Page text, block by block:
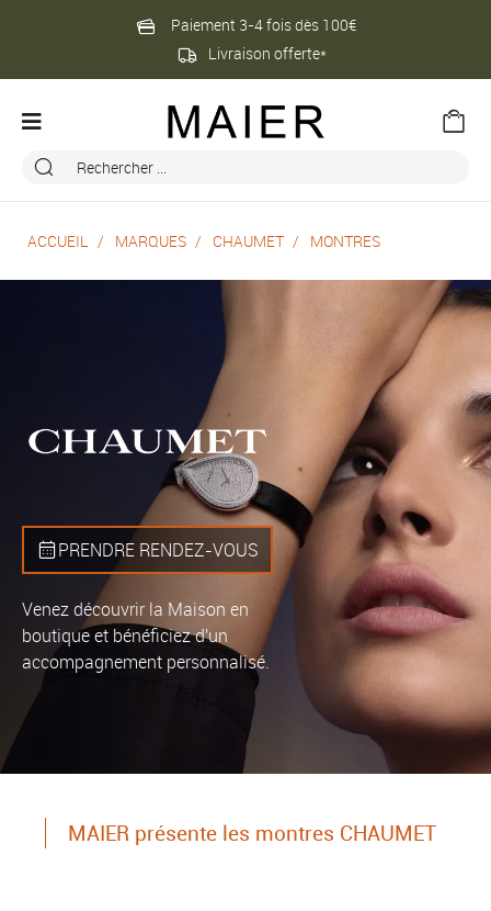
Paiement 3-4 fois dès 100€
Livraison offerte*
ACCUEIL MARQUES CHAUMET MONTRES
PRENDRE RENDEZ‑VOUS
Venez découvrir la Maison en
boutique et bénéficiez d'un
accompagnement personnalisé.
MAIER présente les montres CHAUMET